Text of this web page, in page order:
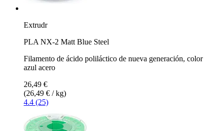
Extrudr
PLA NX-2 Matt Blue Steel
Filamento de ácido poliláctico de nueva generación, color
azul acero
26,49 €
(26,49 € / kg)
4.4 (25)